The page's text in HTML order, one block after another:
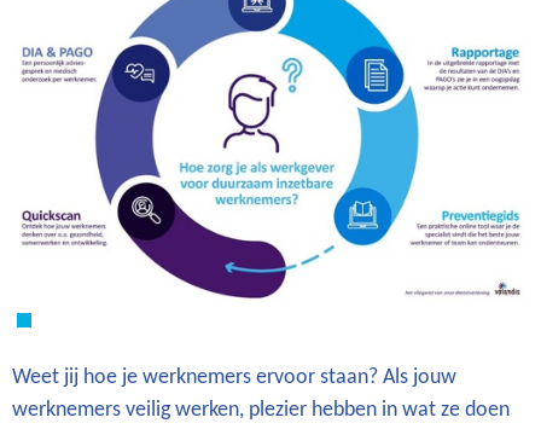
Weet jij hoe je werknemers ervoor staan? Als jouw
werknemers veilig werken, plezier hebben in wat ze doen